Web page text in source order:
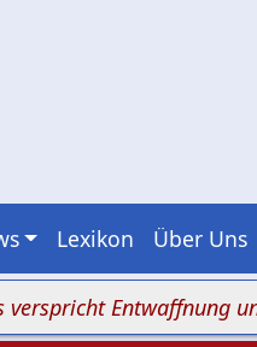
Lexikon Über Uns
Entwaffnung und